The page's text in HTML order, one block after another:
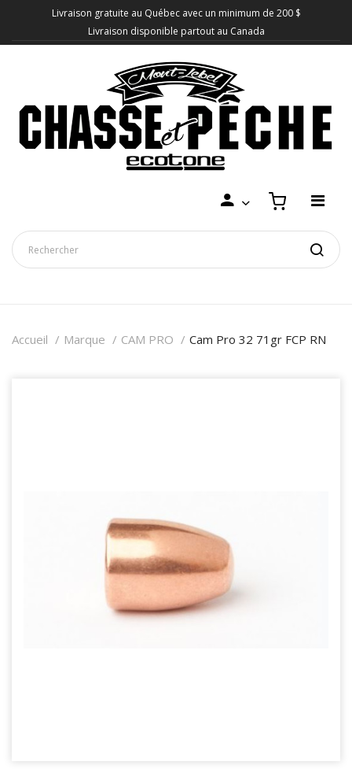
Livraison gratuite au Québec avec un minimum de 200 $
Livraison disponible partout au Canada
Accueil Marque CAM PRO Cam Pro 32 71gr FCP RN